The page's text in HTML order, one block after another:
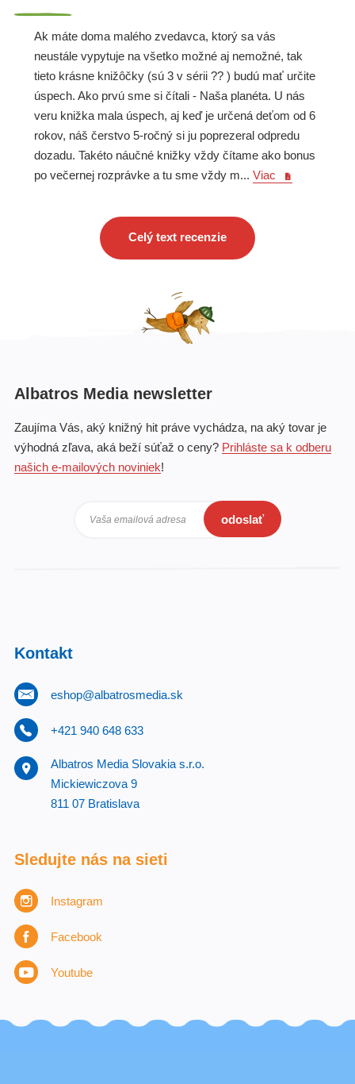
Ak máte doma malého zvedavca, ktorý sa vás
neustále vypytuje na všetko možné aj nemožné, tak
tieto krásne knižôčky (sú 3 v sérii ?? ) budú mať určite
úspech. Ako prvú sme si čítali - Naša planéta. U nás
veru knižka mala úspech, aj keď je určená deťom od 6
rokov, náš čerstvo 5-ročný si ju poprezeral odpredu
dozadu. Takéto náučné knižky vždy čítame ako bonus
po večernej rozprávke a tu sme vždy m... Viac
Celý text recenzie
Albatros Media newsletter
Zaujíma Vás, aký knižný hit práve vychádza, na aký tovar je
výhodná zľava, aká beží súťaž o ceny? Prihláste sa k odberu
našich e-mailových noviniek!
Vaša emailová adresa odoslať
Kontakt
eshop@albatrosmedia.sk
+421 940 648 633
Albatros Media Slovakia s.r.o.
Mickiewiczova 9
811 07 Bratislava
Sledujte nás na sieti
Instagram
Facebook
Youtube